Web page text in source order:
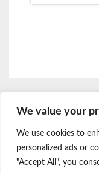
We value your
We use cookies to
personalized ads or
"Accept All", you